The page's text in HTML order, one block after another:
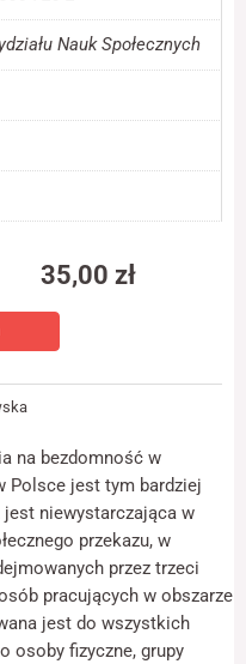
Nauk Społecznych
35,00 zł
na bezdomność w
Polsce jest tym bardziej
jest nie­wystarczająca w
przekazu, w
przez trzeci
pracujących w obszarze
jest do wszyst­kich
osoby fizyczne, grupy
jest używana.
Aby nasza strona
na nią. Jeśli
cookie, niektóre
funkcje znikną ze
strony
Marketing
swoje
zainteresowania i
zachowania
podczas
odwiedzania naszej
strony, zwiększasz
szansę na
zobaczenie
spersonalizowanych
treści i ofert.